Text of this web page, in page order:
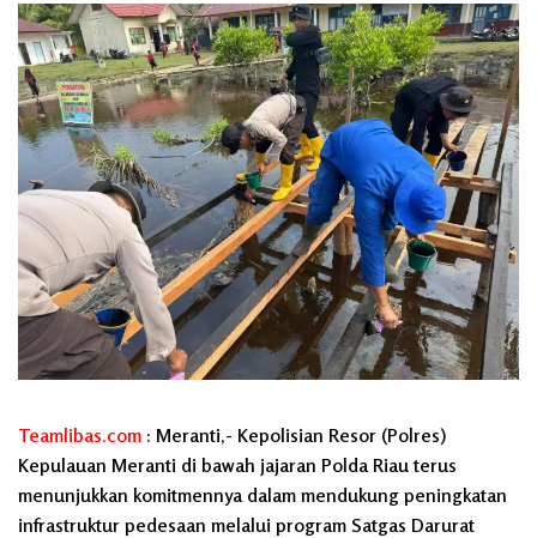
Teamlibas.com : Meranti,- Kepolisian Resor (Polres)
Kepulauan Meranti di bawah jajaran Polda Riau terus
menunjukkan komitmennya dalam mendukung peningkatan
infrastruktur pedesaan melalui program Satgas Darurat